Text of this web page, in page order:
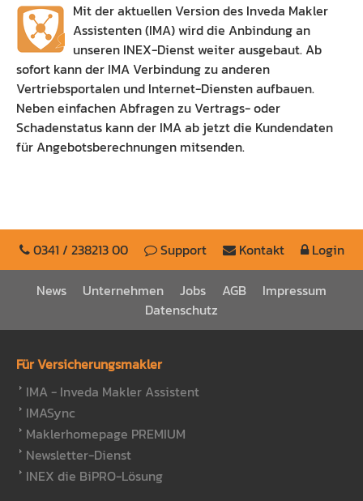
Mit der aktuellen Version des Inveda Makler
Assistenten (IMA) wird die Anbindung an
unseren INEX-Dienst weiter ausgebaut. Ab
sofort kann der IMA Verbindung zu anderen
Vertriebsportalen und Internet-Diensten aufbauen.
Neben einfachen Abfragen zu Vertrags- oder
Schadenstatus kann der IMA ab jetzt die Kundendaten
für Angebotsberechnungen mitsenden.
0341 / 238213 00 Support Kontakt Login
News Unternehmen Jobs AGB
Impressum
Datenschutz
Für Versicherungsmakler
IMA - Inveda Makler Assistent
IMASync
Maklerhomepage PREMIUM
Newsletter-Dienst
INEX die BiPRO-Lösung